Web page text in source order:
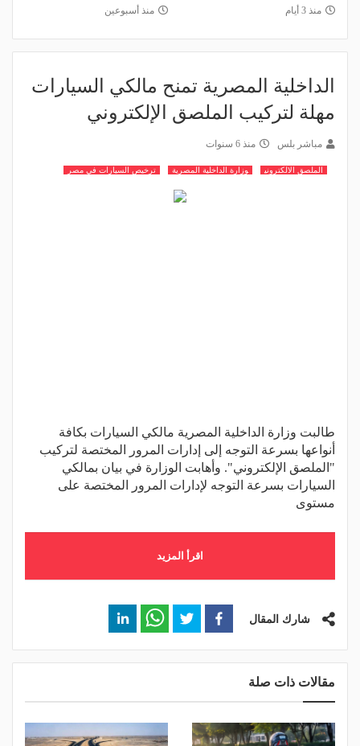
منذ 3 أيام منذ أسبوعين
الداخلية المصرية تمنح مالكي السيارات
مهلة لتركيب الملصق الإلكتروني
مباشر بلس منذ 6 سنوات
الملصق الالكتروني وزارة الداخلية المصرية ترخيص السيارات في مصر
طالبت وزارة الداخلية المصرية مالكي السيارات بكافة
أنواعها بسرعة التوجه إلى إدارات المرور المختصة لتركيب
"الملصق الإلكتروني". وأهابت الوزارة في بيان بمالكي
السيارات بسرعة التوجه لإدارات المرور المختصة على
مستوى
اقرأ المزيد
شارك المقال
مقالات ذات صلة